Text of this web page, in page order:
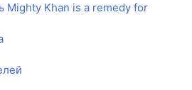
Mighty Khan is a remedy for